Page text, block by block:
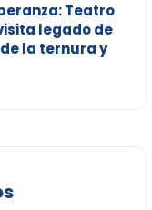
Teatro
legado de
la ternura y